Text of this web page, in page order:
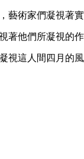
藝術家們凝視著實
著他們所凝視的作
視這人間四月的風